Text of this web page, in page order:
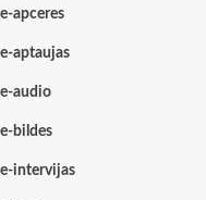
e-apceres
e-aptaujas
e-audio
e-bildes
e-intervijas